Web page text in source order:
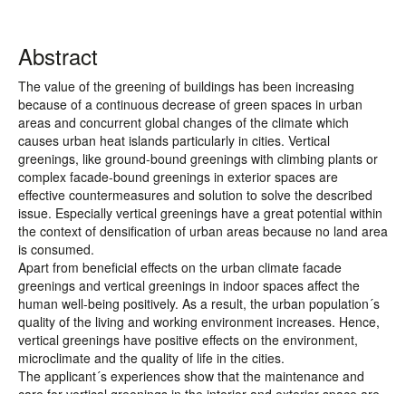
Abstract
The value of the greening of buildings has been increasing
because of a continuous decrease of green spaces in urban
areas and concurrent global changes of the climate which
causes urban heat islands particularly in cities. Vertical
greenings, like ground-bound greenings with climbing plants or
complex facade-bound greenings in exterior spaces are
effective countermeasures and solution to solve the described
issue. Especially vertical greenings have a great potential within
the context of densification of urban areas because no land area
is consumed.
Apart from beneficial effects on the urban climate facade
greenings and vertical greenings in indoor spaces affect the
human well-being positively. As a result, the urban population´s
quality of the living and working environment increases. Hence,
vertical greenings have positive effects on the environment,
microclimate and the quality of life in the cities.
The applicant´s experiences show that the maintenance and